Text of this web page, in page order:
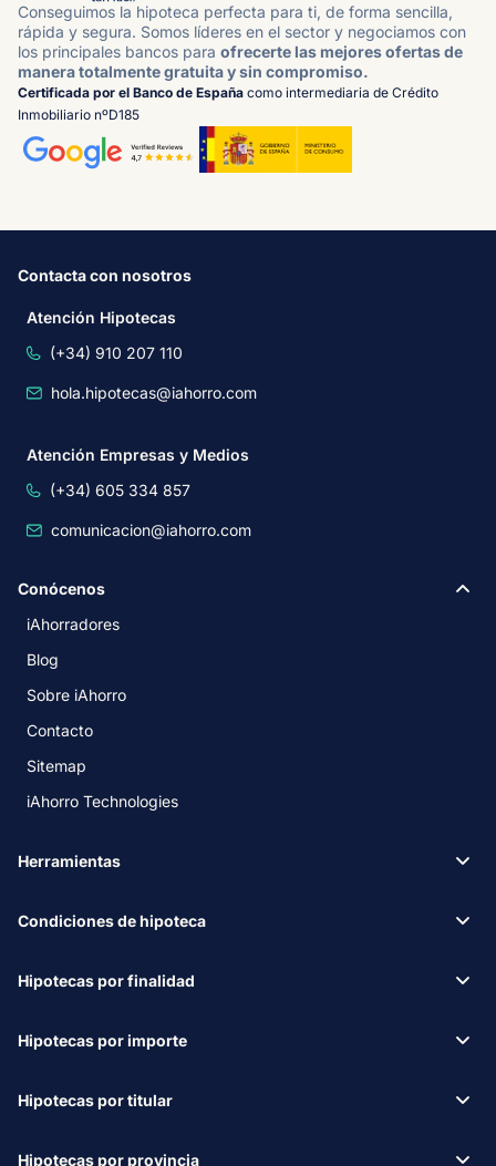
Conseguimos la hipoteca perfecta para ti, de forma sencilla,
rápida y segura. Somos líderes en el sector y negociamos con
los principales bancos para ofrecerte las mejores ofertas de
manera totalmente gratuita y sin compromiso.
Certificada por el Banco de España como intermediaria de Crédito
Inmobiliario nºD185
Contacta con nosotros
Atención Hipotecas
(+34) 910 207 110
hola.hipotecas@iahorro.com
Atención Empresas y Medios
(+34) 605 334 857
comunicacion@iahorro.com
Conócenos
iAhorradores
Blog
Sobre iAhorro
Contacto
Sitemap
iAhorro Technologies
Herramientas
Condiciones de hipoteca
Hipotecas por finalidad
Hipotecas por importe
Hipotecas por titular
Hipotecas por provincia